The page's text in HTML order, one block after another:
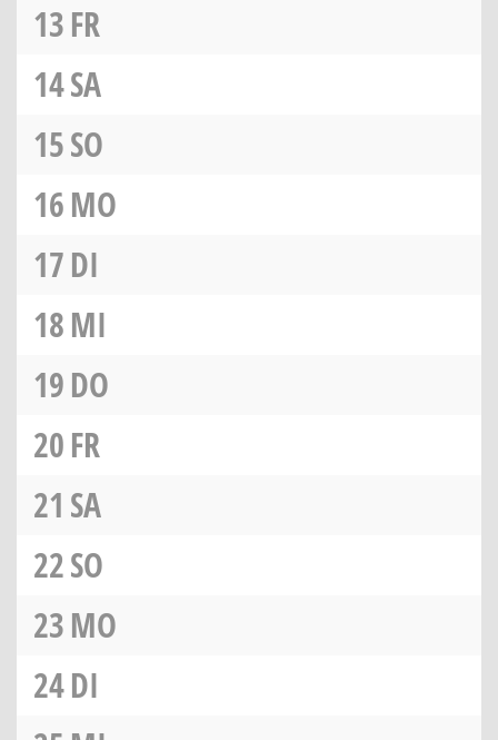
13FR
14SA
15SO
16MO
17DI
18MI
19DO
20FR
21 SA
22SO
23MO
24DI